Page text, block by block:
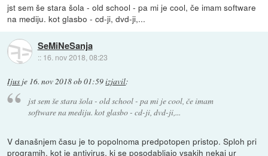
jst sem še stara šola - old school - pa mi je cool, če imam software
na mediju. kot glasbo - cd-ji, dvd-ji,...
SeMiNeSanja
:: 16. nov 2018, 08:23
Ijus je 16. nov 2018 ob 01:59izjavil:
jst sem še stara šola - old school - pa mi je cool, če imam
software na mediju. kot glasbo - cd-ji, dvd-ji,...
V današnjem času je to popolnoma predpotopen pristop. Sploh pri
programih, kot je antivirus, ki se posodabljajo vsakih nekaj ur